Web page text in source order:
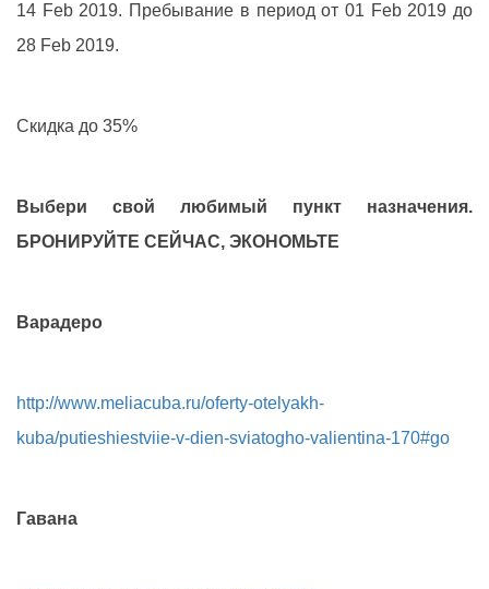
14 Feb 2019. Пребывание в период от 01 Feb 2019 до
28 Feb 2019.
Скидка до 35%
Выбери свой любимый пункт назначения.
БРОНИРУЙТЕ СЕЙЧАС, ЭКОНОМЬТЕ
Варадеро
http://www.meliacuba.ru/oferty-otelyakh-
kuba/putieshiestviie-v-dien-sviatogho-valientina-170#go
Гавана